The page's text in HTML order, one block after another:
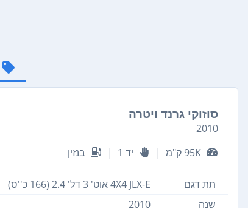
סוזוקי גרנד ויטרה
2010
95K ק"מ
| יד 1 | בנזין
תת דגם
4X4 JLX-E אוט' 3 דל' 2.4 (166 כ''ס)
שנה
2010